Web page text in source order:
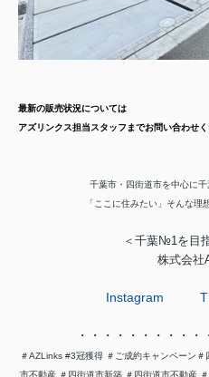
最新の販売状況については
アズリンクス担当スタッフまでお問い合わせく
千葉市・四街道市を中心に
「ここに住みたい」そんな
＜千葉№1を目
株式会社
Instagram
・・・・・・・・・・
＃AZLinks #3冠獲得 ＃ ご成約キャンペーン ＃
市不動産 ＃四街道市新築 ＃四街道市不動産